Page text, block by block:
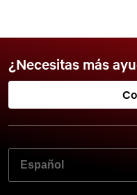
¿Necesitas más
ELIGE TU IDIOMA